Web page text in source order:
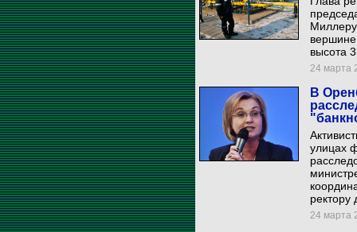
вершине
высота
24 марта
В
улицах
ректору
24 марта